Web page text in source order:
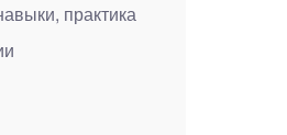
практика